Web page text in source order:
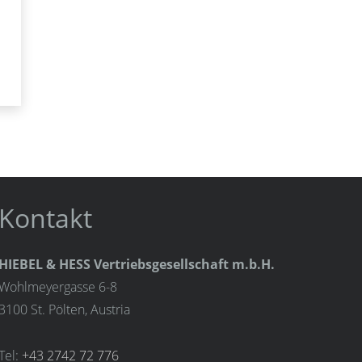
Kontakt
HIEBEL & HESS Vertriebsgesellschaft m.b.H.
6-8
3100 St. Pölten, Austria
+43 2742 72 776